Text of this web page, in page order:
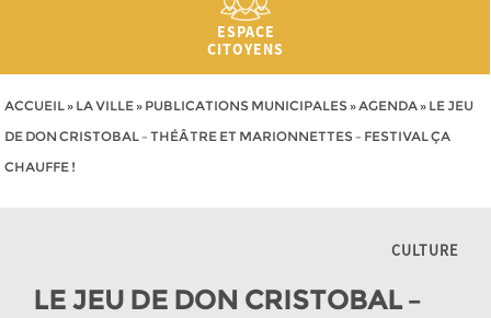
ESPACE
CITOYENS
ACCUEIL» LA VILLE» PUBLICATIONS MUNICIPALES»AGENDA» LE JEU
DE DON CRISTOBAL – THÉÂTRE ET MARIONNETTES – FESTIVAL ÇA
CHAUFFE !
CULTURE
LE JEU DE DON CRISTOBAL –